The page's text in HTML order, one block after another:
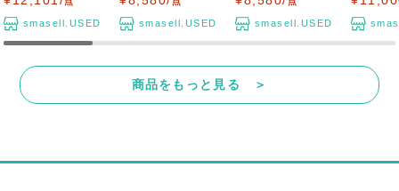
smasell.USED smasell.USED smasell.USED
商品をもっと見る ＞